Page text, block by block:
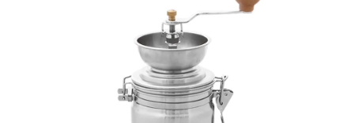
電動式のものよりも手頃な価格であることが多く、予算を
重視するコーヒー愛好家にとって利用しやすい選択肢とな
電源不要: 手動グラインダーは電気を使わずに動作するた
め、どこでも使用でき、屋外環境など、電源コンセントに